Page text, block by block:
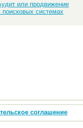
или продвижение
поисковых системах
соглашение